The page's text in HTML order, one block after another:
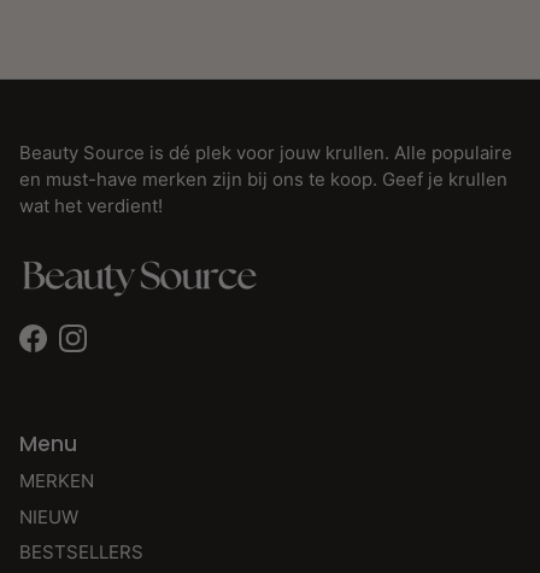
Beauty Source is dé plek voor jouw krullen. Alle populaire
en must-have merken zijn bij ons te koop. Geef je krullen
wat het verdient!
FacebookInstagram
Menu
MERKEN
NIEUW
BESTSELLERS